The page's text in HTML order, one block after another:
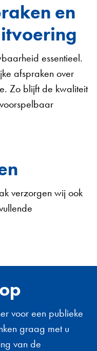
en
essentieel.
afspraken over
Zo blijft de kwaliteit
verzorgen wij ook
voor een publieke
graag met u
van de